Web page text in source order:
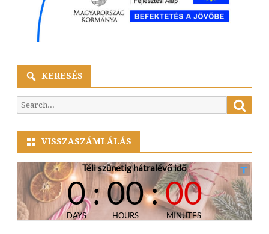
KERESÉS
Search
VISSZASZÁMLÁLÁS